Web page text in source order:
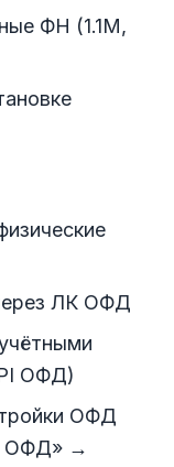
ФН (1.1М,
ЛК ОФД
ОФД)
ОФД
ОФД» →